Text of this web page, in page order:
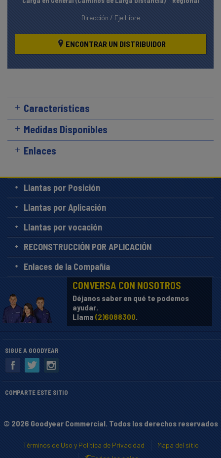
Dirección / Eje Libre
ENCONTRAR UN DISTRIBUIDOR
Características
Medidas Disponibles
Enlaces
Llantas por Posición
Llantas por Aplicación
Llantas por vocación
RECONSTRUCCIÓN POR APLICACIÓN
Enlaces de la Compañía
CONVERSA CON NOSOTROS
Déjanos saber en qué te podemos
ayudar.
Llama(2)6088300.
SIGUE A GOODYEAR
COMPARTE ESTE SITIO
© 2026 Goodyear Commercial. Todos los derechos reservados
Términos de Uso y Política de Privacidad
Mapa del sitio